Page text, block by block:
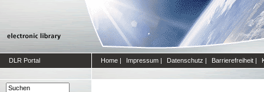
DLR Portal Home | Impressum | Datenschutz | Barrierefreiheit |